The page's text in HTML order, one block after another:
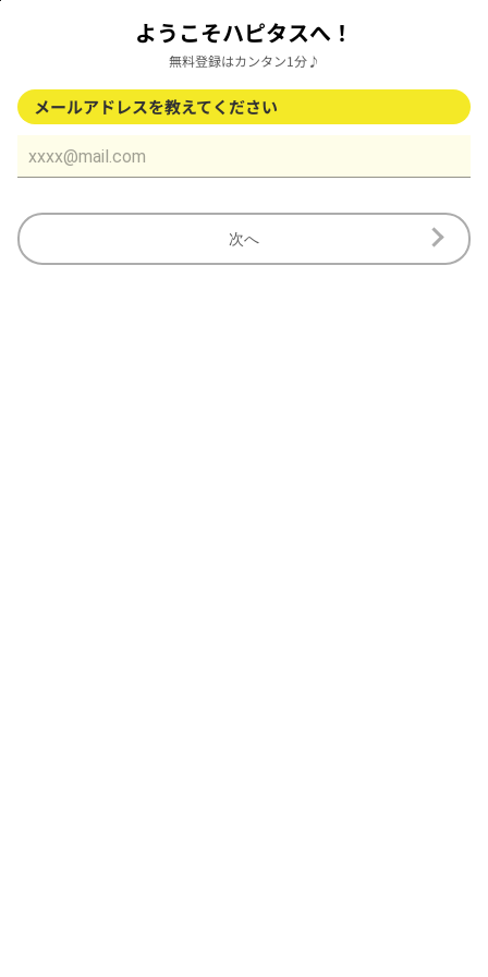
ようこそハピタスへ！
無料登録はカンタン1分♪
メールアドレスを教えてください
次へ